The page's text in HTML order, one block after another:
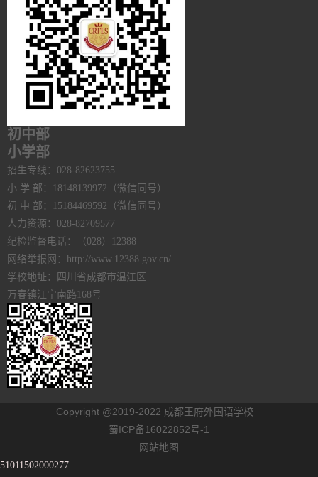
初中部
小学部
招生专线：028-82623755
小 学 部：18148139972（微信同号）
初 中 部：15184469592（微信同号）
人力资源：028-82709577
纪检监督电话：（028）12388
网络举报网：http://www.12388.gov.cn/
学校地址：四川省成都市温江区
万春镇江宁南路168号
Copyright @2019-2022 成都王府外国语学校
蜀ICP备16022852号-1
网站地图
51011502000277